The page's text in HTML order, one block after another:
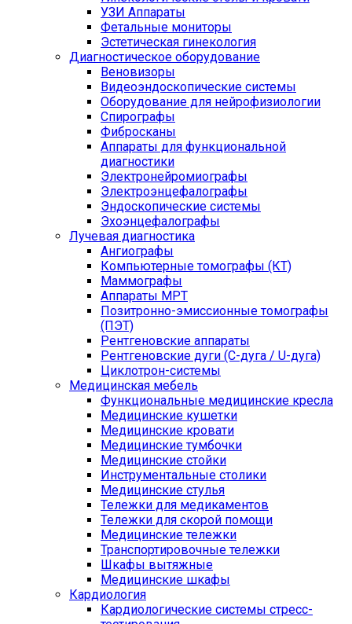
УЗИ Аппараты
Фетальные мониторы
Эстетическая гинекология
Диагностическое оборудование
Веновизоры
Видеоэндоскопические системы
Оборудование для нейрофизиологии
Спирографы
Фибросканы
Аппараты для функциональной
диагностики
Электронейромиографы
Электроэнцефалографы
Эндоскопические системы
Эхоэнцефалографы
Лучевая диагностика
Ангиографы
Компьютерные томографы (КТ)
Маммографы
Аппараты МРТ
Позитронно-эмиссионные томографы
(ПЭТ)
Рентгеновские аппараты
Рентгеновские дуги (С-дуга / U-дуга)
Циклотрон-системы
Медицинская мебель
Функциональные медицинские кресла
Медицинские кушетки
Медицинские кровати
Медицинские тумбочки
Медицинские стойки
Инструментальные столики
Медицинские стулья
Тележки для медикаментов
Тележки для скорой помощи
Медицинские тележки
Транспортировочные тележки
Шкафы вытяжные
Медицинские шкафы
Кардиология
Кардиологические системы стресс-